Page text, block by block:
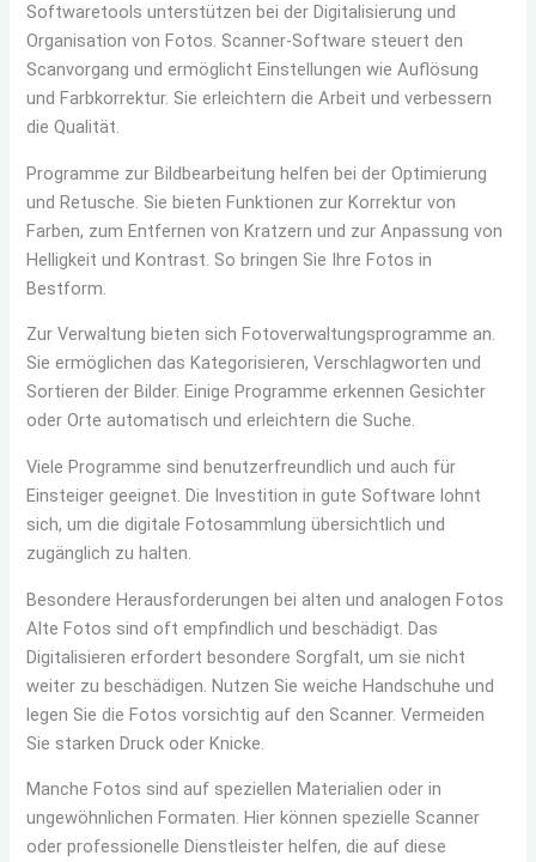
Softwaretools unterstützen bei der Digitalisierung und
Organisation von Fotos. Scanner-Software steuert den
Scanvorgang und ermöglicht Einstellungen wie Auflösung
und Farbkorrektur. Sie erleichtern die Arbeit und verbessern
die Qualität.
Programme zur Bildbearbeitung helfen bei der Optimierung
und Retusche. Sie bieten Funktionen zur Korrektur von
Farben, zum Entfernen von Kratzern und zur Anpassung von
Helligkeit und Kontrast. So bringen Sie Ihre Fotos in
Bestform.
Zur Verwaltung bieten sich Fotoverwaltungsprogramme an.
Sie ermöglichen das Kategorisieren, Verschlagworten und
Sortieren der Bilder. Einige Programme erkennen Gesichter
oder Orte automatisch und erleichtern die Suche.
Viele Programme sind benutzerfreundlich und auch für
Einsteiger geeignet. Die Investition in gute Software lohnt
sich, um die digitale Fotosammlung übersichtlich und
zugänglich zu halten.
Besondere Herausforderungen bei alten und analogen Fotos
Alte Fotos sind oft empfindlich und beschädigt. Das
Digitalisieren erfordert besondere Sorgfalt, um sie nicht
weiter zu beschädigen. Nutzen Sie weiche Handschuhe und
legen Sie die Fotos vorsichtig auf den Scanner. Vermeiden
Sie starken Druck oder Knicke.
Manche Fotos sind auf speziellen Materialien oder in
ungewöhnlichen Formaten. Hier können spezielle Scanner
oder professionelle Dienstleister helfen, die auf diese